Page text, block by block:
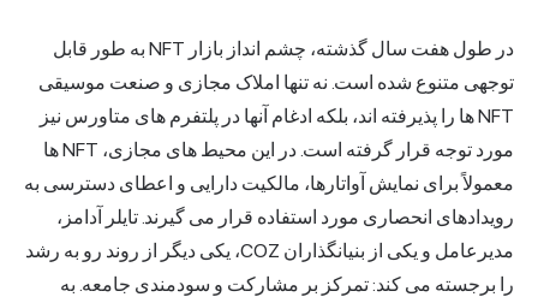
در طول هفت سال گذشته، چشم انداز بازار NFT به طور قابل
توجهی متنوع شده است. نه تنها املاک مجازی و صنعت موسیقی
NFT ها را پذیرفته اند، بلکه ادغام آنها در پلتفرم های متاورس نیز
مورد توجه قرار گرفته است. در این محیط های مجازی، NFT ها
معمولاً برای نمایش آواتارها، مالکیت دارایی و اعطای دسترسی به
رویدادهای انحصاری مورد استفاده قرار می گیرند. تایلر آدامز،
مدیرعامل و یکی از بنیانگذاران COZ، یکی دیگر از روند رو به رشد
را برجسته می کند: تمرکز بر مشارکت و سودمندی جامعه. به